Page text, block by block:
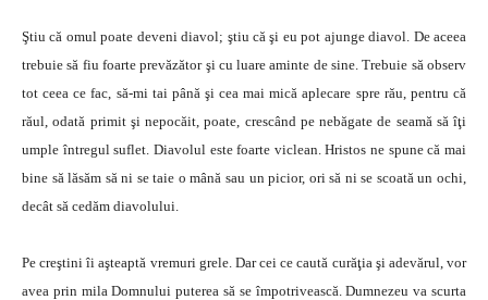
Ştiu că omul poate deveni diavol; ştiu că şi eu pot ajunge diavol. De aceea
trebuie să fiu foarte prevăzător şi cu luare aminte de sine. Trebuie să observ
tot ceea ce fac, să-mi tai până şi cea mai mică aplecare spre rău, pentru că
răul, odată primit şi nepocăit, poate, crescând pe nebăgate de seamă să îţi
umple întregul suflet. Diavolul este foarte viclean. Hristos ne spune că mai
bine să lăsăm să ni se taie o mână sau un picior, ori să ni se scoată un ochi,
decât să cedăm diavolului.
Pe creştini îi aşteaptă vremuri grele. Dar cei ce caută curăţia şi adevărul, vor
avea prin mila Domnului puterea să se împotrivească. Dumnezeu va scurta